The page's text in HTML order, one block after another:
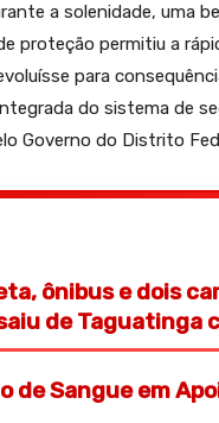
a solenidade, uma
proteção permitiu a
para
do sistema de
Governo do Distrito
ônibus e dois
de Taguatinga
de Sangue em